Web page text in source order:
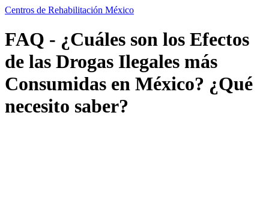
Centros de Rehabilitación México
FAQ - ¿Cuáles son los Efectos
de las Drogas Ilegales más
Consumidas en México? ¿Qué
necesito saber?